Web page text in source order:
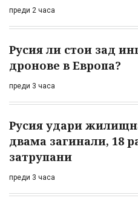
преди 2 часа
Русия ли стои зад
дронове в Европа?
преди 3 часа
Русия удари
двама загинали, 18
затрупани
преди 3 часа